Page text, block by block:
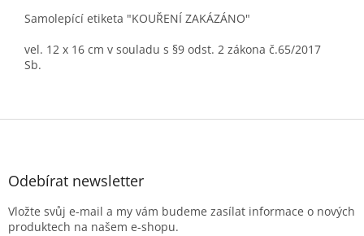
Samolepící etiketa "KOUŘENÍ ZAKÁZÁNO"
vel. 12 x 16 cm v souladu s §9 odst. 2 zákona č.65/2017
Sb.
Z
Odebírat newsletter
Vložte svůj e-mail a my vám budeme zasílat informace o nových
produktech na našem e-shopu.